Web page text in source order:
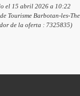
el 15 abril 2026 a 10:22
Tourisme Barbotan-les-
de la oferta : 7325835)